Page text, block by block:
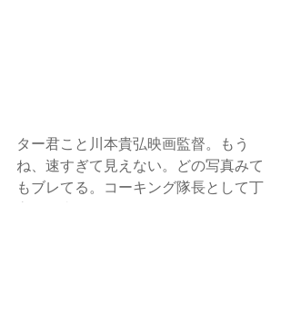
ター君こと川本貴弘映画監督。もう
ね、速すぎて見えない。どの写真みて
もブレてる。コーキング隊長として丁